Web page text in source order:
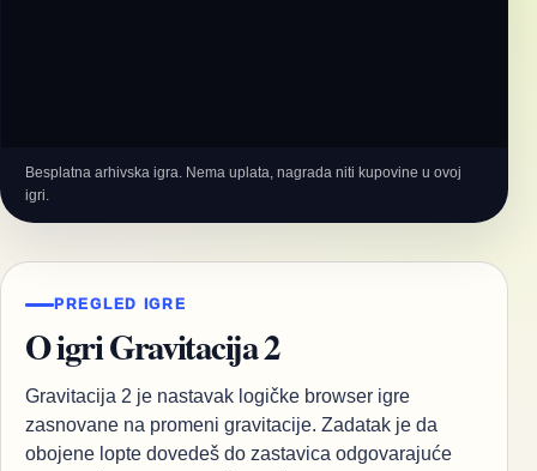
Besplatna arhivska igra. Nema uplata, nagrada niti kupovine u ovoj
igri.
PREGLED IGRE
O igri Gravitacija 2
Gravitacija 2 je nastavak logičke browser igre
zasnovane na promeni gravitacije. Zadatak je da
obojene lopte dovedeš do zastavica odgovarajuće